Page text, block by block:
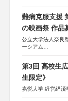
難病克服支援
の映画祭 作品
公立大学法人奈良
ーシアム
協力：読売新聞社
後援：厚生労働省
文部科学省
日本経済団体
第3回 高校生
生限定》
嘉悦大学 経営経済